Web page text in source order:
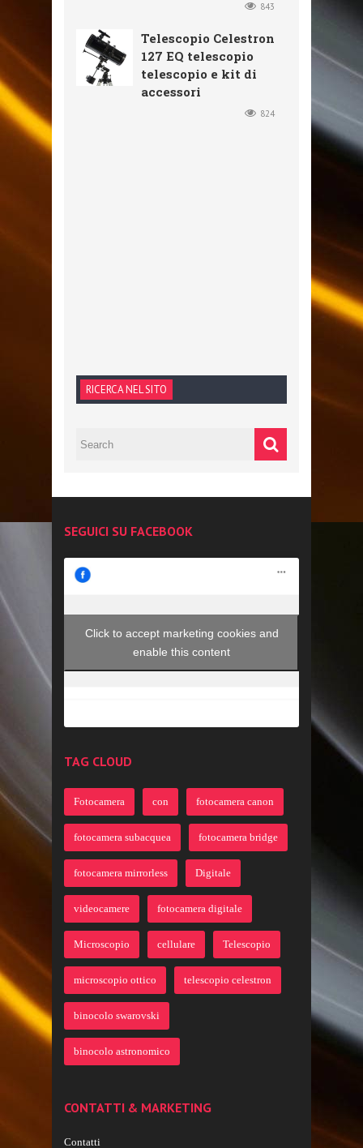
843
Telescopio Celestron
127 EQ telescopio
telescopio e kit di
accessori
824
RICERCA NEL SITO
SEGUICI SU FACEBOOK
Click to accept marketing cookies and
enable this content
TAG CLOUD
Fotocamera con fotocamera canon
fotocamera subacquea fotocamera bridge
fotocamera mirrorless Digitale
videocamere fotocamera digitale
Microscopio cellulare Telescopio
microscopio ottico telescopio celestron
binocolo swarovski
binocolo astronomico
CONTATTI & MARKETING
Contatti